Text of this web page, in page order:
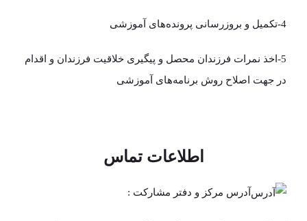
4-تکمیل و بروزرسانی پرونده‌های آموزشی
5-اخذ نمرات فرزندان محصل و پیگیری خلاقیت فرزندان و اقدام
در جهت اصلاح روش برنامه‌های آموزشی
اطلاعات تماس
آدرس مرکز و دفتر مشارکت :